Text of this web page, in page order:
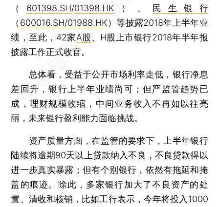
（ 601398.SH/01398.HK ）、 民生银行
（ 600016.SH/01988.HK）等披露2018年上半年业
绩，至此，42家A股、H股上市银行2018年半年报
披露工作正式收官。
总体看，受益于公开市场利率走低，银行净息
差回升，银行上半年业绩尚可；但严监管趋势已
成，理财规模收缩，中间业务收入不再如以往亮
丽，未来银行盈利能力面临挑战。
资产质量方面，在监管的要求下，上半年银行
陆续将逾期90天以上贷款纳入不良，不良贷款得以
进一步真实暴露；但有个别银行，依然有拖延和掩
盖的痕迹。除此，多家银行加大了不良资产的处
置、清收和核销，比如工行表示，今年将投入1000